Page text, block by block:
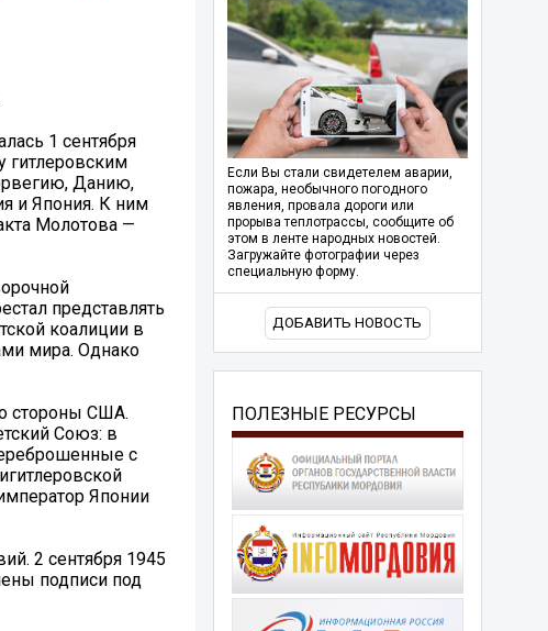
1 сентября
гитлеровским
Данию,
и Япония. К ним
Молотова —
представлять
коалиции в
мира. Однако
стороны США.
Союз: в
с
Японии
2 сентября 1945
подписи под
Если Вы стали свидетелем аварии,
пожара, необычного погодного
явления, провала дороги или
прорыва теплотрассы, сообщите об
этом в ленте народных новостей.
Загружайте фотографии через
специальную форму.
ДОБАВИТЬ НОВОСТЬ
ПОЛЕЗНЫЕ РЕСУРСЫ